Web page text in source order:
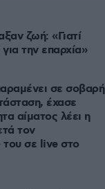
ζωή: «Γιατί
την επαρχία»
σε σοβαρή
έχασε
αίματος λέει η
τον
του σε live στο